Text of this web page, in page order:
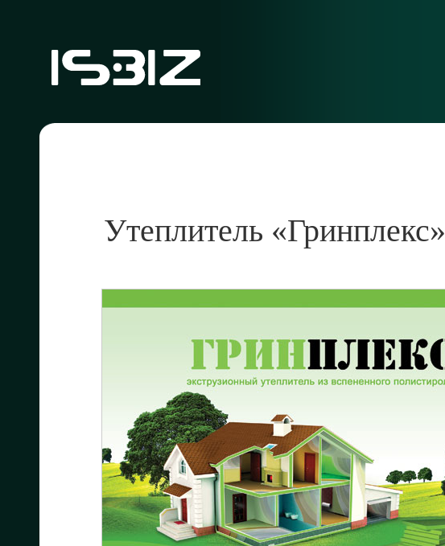
Утеплитель «Гринплекс»